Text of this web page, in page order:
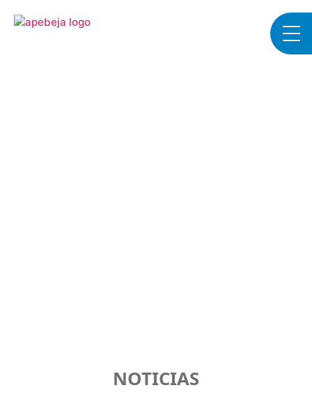
NOTICIAS